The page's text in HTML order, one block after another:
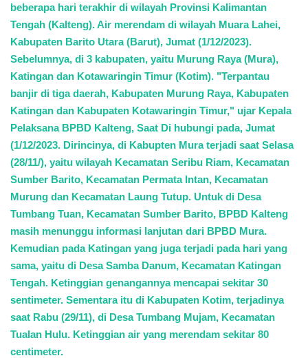
beberapa hari terakhir di wilayah Provinsi Kalimantan
Tengah (Kalteng). Air merendam di wilayah Muara Lahei,
Kabupaten Barito Utara (Barut), Jumat (1/12/2023).
Sebelumnya, di 3 kabupaten, yaitu Murung Raya (Mura),
Katingan dan Kotawaringin Timur (Kotim). "Terpantau
banjir di tiga daerah, Kabupaten Murung Raya, Kabupaten
Katingan dan Kabupaten Kotawaringin Timur," ujar Kepala
Pelaksana BPBD Kalteng, Saat Di hubungi pada, Jumat
(1/12/2023. Dirincinya, di Kabupten Mura terjadi saat Selasa
(28/11/), yaitu wilayah Kecamatan Seribu Riam, Kecamatan
Sumber Barito, Kecamatan Permata Intan, Kecamatan
Murung dan Kecamatan Laung Tutup. Untuk di Desa
Tumbang Tuan, Kecamatan Sumber Barito, BPBD Kalteng
masih menunggu informasi lanjutan dari BPBD Mura.
Kemudian pada Katingan yang juga terjadi pada hari yang
sama, yaitu di Desa Samba Danum, Kecamatan Katingan
Tengah. Ketinggian genangannya mencapai sekitar 30
sentimeter. Sementara itu di Kabupaten Kotim, terjadinya
saat Rabu (29/11), di Desa Tumbang Mujam, Kecamatan
Tualan Hulu. Ketinggian air yang merendam sekitar 80
centimeter.